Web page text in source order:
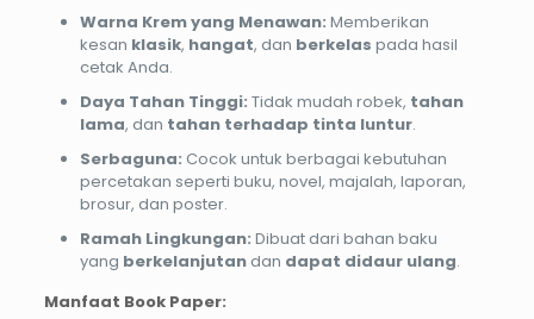
Warna Krem yang Menawan: Memberikan
kesan klasik, hangat, dan berkelas pada hasil
cetak Anda.
Daya Tahan Tinggi: Tidak mudah robek, tahan
lama, dan tahan terhadap tinta luntur.
Serbaguna: Cocok untuk berbagai kebutuhan
percetakan seperti buku, novel, majalah, laporan,
brosur, dan poster.
Ramah Lingkungan: Dibuat dari bahan baku
yang berkelanjutandan dapat didaur ulang.
Manfaat Book Paper: